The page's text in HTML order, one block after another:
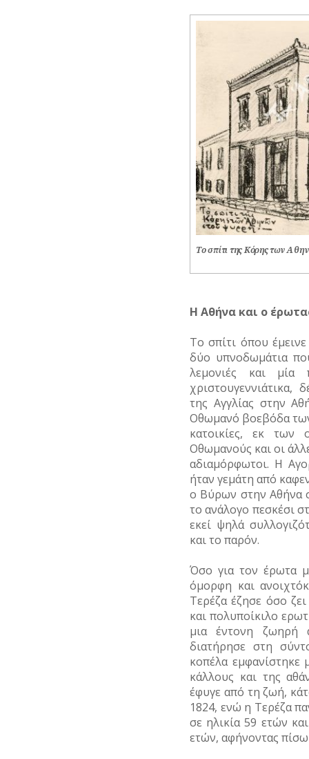
Το σπίτι της Κόρης των
Η Αθήνα και ο
Το σπίτι όπου
δύο υπνοδωμάτια
λεμονιές και
της Αγγλίας στην
Οθωμανό βοεβόδα
κατοικίες, εκ των
Οθωμανούς και οι
αδιαμόρφωτοι. Η
ήταν γεμάτη από
ο Βύρων στην Αθήνα
το ανάλογο πεσκέσι
εκεί ψηλά
και το παρόν.
Όσο για τον έρωτα
όμορφη και
Τερέζα έζησε όσο
και πολυποίκιλο
μια έντονη ζωηρή
διατήρησε στη
κοπέλα
κάλλους και της
έφυγε από τη ζωή,
1824, ενώ η Τερέζα
σε ηλικία 59 ετών
ετών, αφήνοντας